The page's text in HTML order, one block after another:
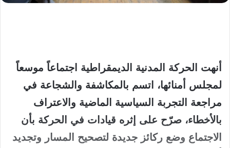
​أنهت الحركة المدنية الديمقراطية اجتماعاً موسعاً
لمجلس أمنائها، اتسم بالمكاشفة والشجاعة في
مراجعة التجربة السياسية الماضية والاعتراف
بالأخطاء، صرّح على إثره قيادات في الحركة بأن
الاجتماع وضع ركائز جديدة لتصحيح المسار وتجديد